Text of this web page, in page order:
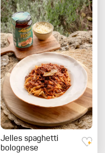
Jelles spaghetti
bolognese